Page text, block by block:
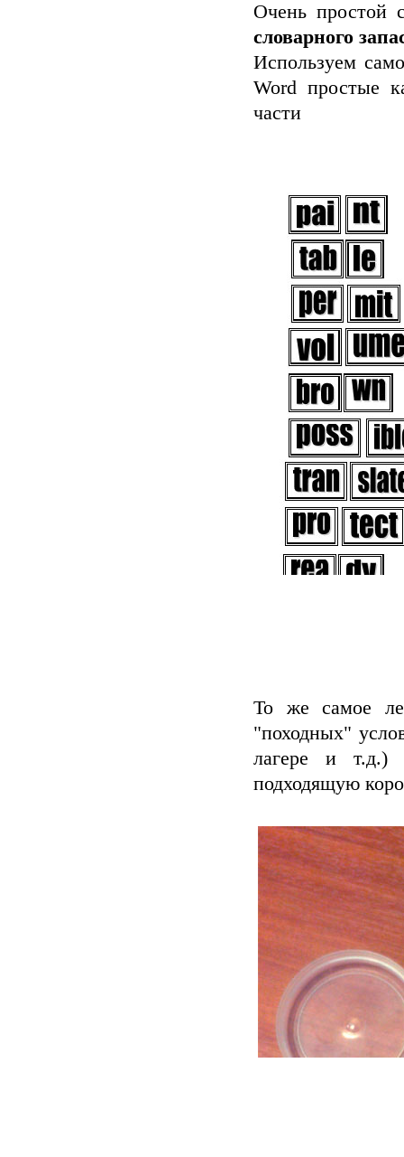
Очень простой
словарного
Используем
Word простые
части
То же самое
"походных"
лагере и т.д.)
подходящую